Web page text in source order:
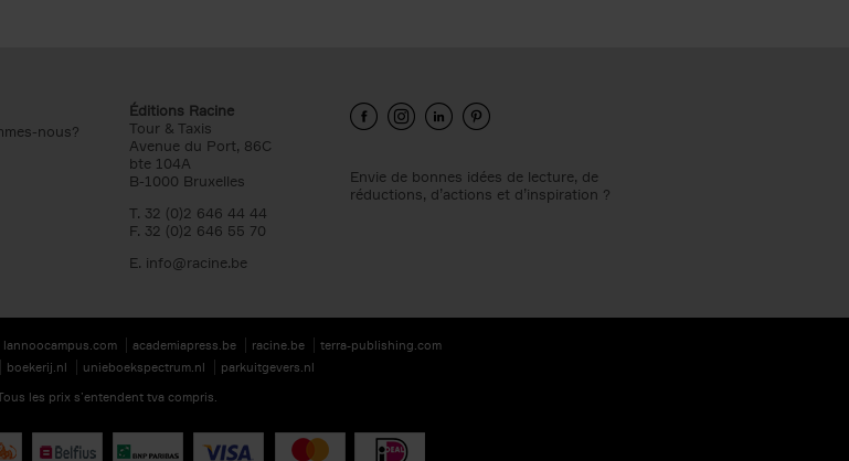
nous?
Éditions Racine
Tour & Taxis
Avenue du Port, 86C
bte 104A
B-1000 Bruxelles
T. 32 (0)2 646 44 44
F. 32 (0)2 646 55 70
E. info@racine.be
Envie de bonnes idées de lecture, de
réductions, d’actions et d’inspiration ?
lannoocampus.com academiapress.be racine.be
terra-publishing.com
boekerij.nl unieboekspectrum.nl
parkuitgevers.nl
les prix s’entendent tva compris.